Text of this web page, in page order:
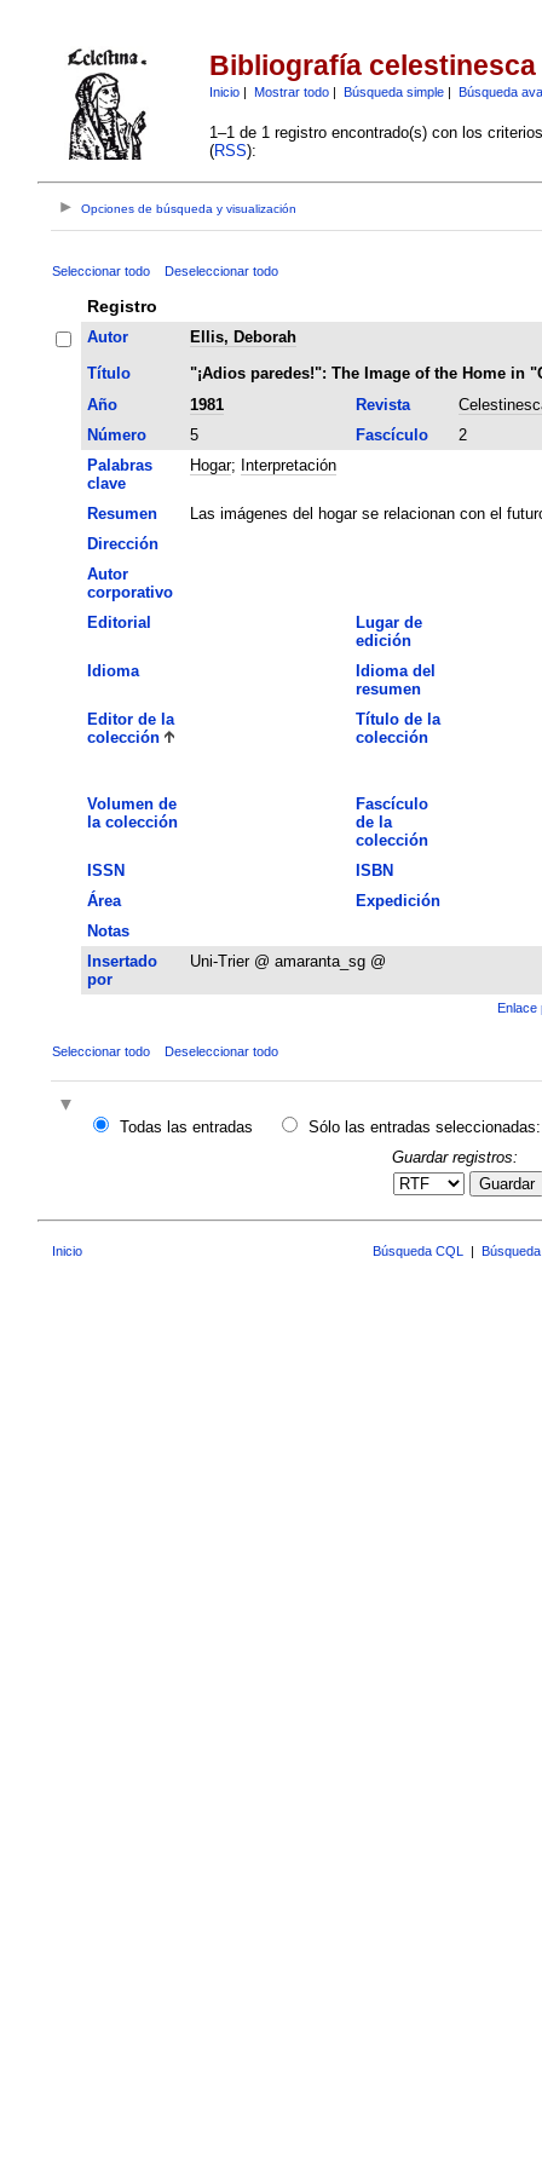
Bibliografía celestinesca
Inicio| Mostrar todo| Búsqueda simple| Búsqueda
1–1 de 1 registro encontrado(s) con los
(RSS):
Opciones de búsqueda y visualización
Seleccionar todo Deseleccionar todo
Registro
Autor
Ellis, Deborah
Título
"¡Adios paredes!": The Image of the Home in
Año
1981 Revista
Número
5 Fascículo
2
Palabras
clave
Hogar; Interpretación
Resumen
Las imágenes del hogar se relacionan con el
Dirección
Autor
corporativo
Editorial
Lugar de
edición
Idioma
Idioma del
resumen
Editor de la
colección
Título de la
colección
Volumen de
la colección
Fascículo
de la
colección
ISSN
ISBN
Área
Expedición
Notas
Insertado
por
Uni-Trier @ amaranta_sg @
Enlace
Seleccionar todo Deseleccionar todo
Todas las entradas
Sólo las entradas seleccionadas:
Guardar registros:
Guardar
Inicio Búsqueda CQL